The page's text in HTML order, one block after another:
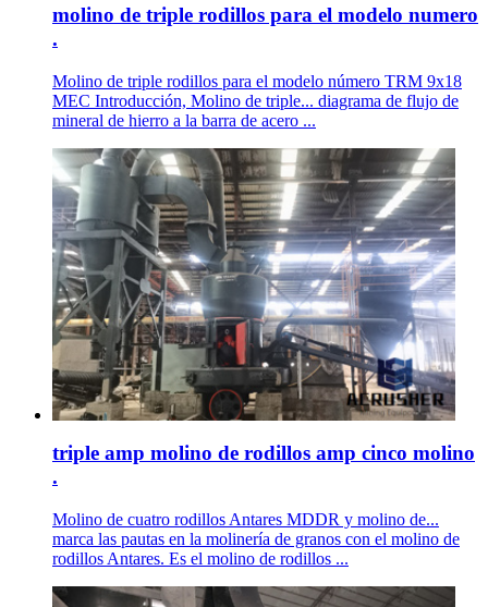
molino de triple rodillos para el modelo numero
.
Molino de triple rodillos para el modelo número TRM 9x18
MEC Introducción, Molino de triple... diagrama de flujo de
mineral de hierro a la barra de acero ...
triple amp molino de rodillos amp cinco molino
.
Molino de cuatro rodillos Antares MDDR y molino de...
marca las pautas en la molinería de granos con el molino de
rodillos Antares. Es el molino de rodillos ...